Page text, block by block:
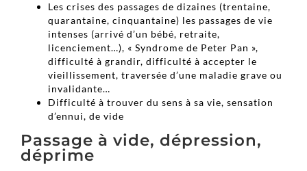
Les crises des passages de dizaines (trentaine,
quarantaine, cinquantaine) les passages de vie
intenses (arrivé d’un bébé, retraite,
licenciement…), « Syndrome de Peter Pan »,
difficulté à grandir, difficulté à accepter le
vieillissement, traversée d’une maladie grave ou
invalidante…
Difficulté à trouver du sens à sa vie, sensation
d’ennui, de vide
Passage à vide, dépression,
déprime